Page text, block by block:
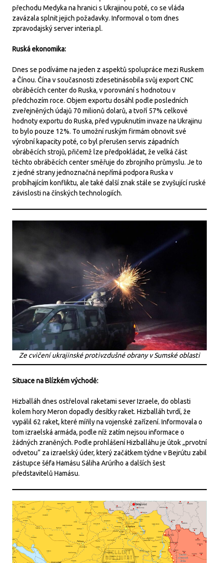
přechodu Medyka na hranici s Ukrajinou poté, co se vláda
zavázala splnit jejich požadavky. Informoval o tom dnes
zpravodajský server interia.pl.
Ruská ekonomika:
Dnes se podíváme na jeden z aspektů spolupráce mezi Ruskem
a Čínou. Čína v současnosti zdesetinásobila svůj export CNC
obráběcích center do Ruska, v porovnání s hodnotou v
předchozím roce. Objem exportu dosáhl podle posledních
zveřejněných údajů 70 milionů dolarů, a tvoří 57% celkové
hodnoty exportu do Ruska, před vypuknutím invaze na Ukrajinu
to bylo pouze 12%. To umožní ruským firmám obnovit své
výrobní kapacity poté, co byl přerušen servis západních
obráběcích strojů, přičemž lze předpokládat, že velká část
těchto obráběcích center směřuje do zbrojního průmyslu. Je to
z jedné strany jednoznačná nepřímá podpora Ruska v
probíhajícím konfliktu, ale také další znak stále se zvyšující ruské
závislosti na čínských technologiích.
Ze cvičení ukrajinské protivzdušné obrany v Sumské oblasti
Situace na Blízkém východě:
Hizballáh dnes ostřeloval raketami sever Izraele, do oblasti
kolem hory Meron dopadly desítky raket. Hizballáh tvrdí, že
vypálil 62 raket, které mířily na vojenské zařízení. Informovala o
tom izraelská armáda, podle níž zatím nejsou informace o
žádných zraněných. Podle prohlášení Hizballáhu je útok „prvotní
odvetou“ za izraelský úder, který začátkem týdne v Bejrútu zabil
zástupce šéfa Hamásu Sáliha Arúrího a dalších šest
představitelů Hamásu.